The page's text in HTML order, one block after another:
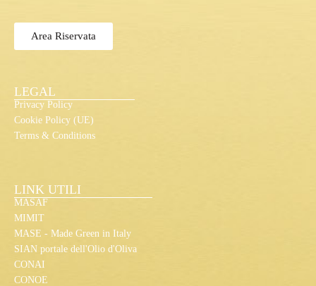
LEGAL
Privacy Policy
Cookie Policy (UE)
Terms & Conditions
LINK UTILI
MASAF
MIMIT
MASE - Made Green in Italy
SIAN portale dell'Olio d'Oliva
CONAI
CONOE
Area Riservata